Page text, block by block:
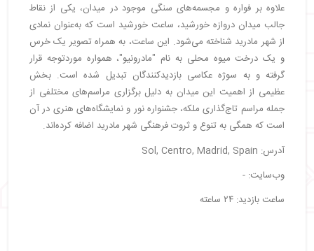
علاوه بر فواره و مجسمه‌های سنگی موجود در میدان، یکی از نقاط
جالب میدان دروازه خورشید، ساعت خورشید است که به‌عنوان نمادی
از شهر مادرید شناخته می‌شود. این ساعت، به همراه تصویر یک خرس
و یک درخت میوه محلی به نام "مادرونیو"، همواره موردتوجه قرار
گرفته و به سوژه عکاسی بازدیدکنندگان تبدیل شده است. بخش
عظیمی از اهمیت این میدان به دلیل برگزاری مراسم‌های مختلفی از
جمله مراسم تاج‌گذاری ملکه، جشنواره نور و نمایشگاه‌های هنری در آن
است که همگی به تنوع و ثروت فرهنگی شهر مادرید اضافه کرده‌اند.
آدرس: Sol, Centro, Madrid, Spain
وب‌سایت: -
ساعت بازدید: ۲۴ ساعته